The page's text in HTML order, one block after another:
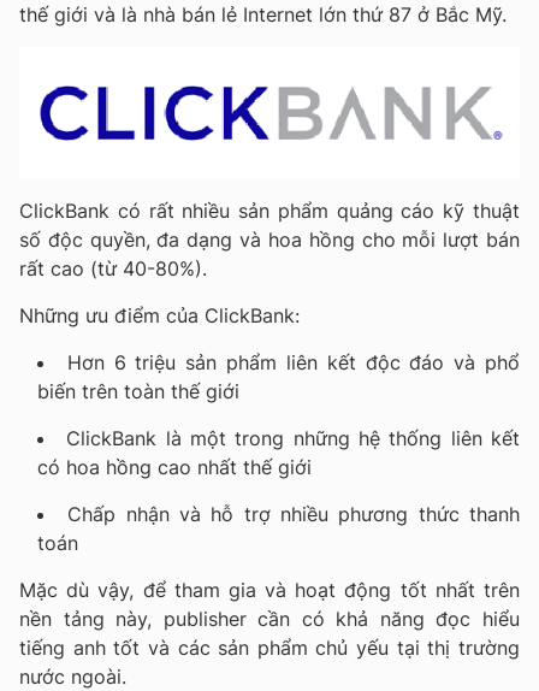
thế giới và là nhà bán lẻ Internet lớn thứ 87 ở Bắc Mỹ.
ClickBank có rất nhiều sản phẩm quảng cáo kỹ thuật
số độc quyền, đa dạng và hoa hồng cho mỗi lượt bán
rất cao (từ 40-80%).
Những ưu điểm của ClickBank:
Hơn 6 triệu sản phẩm liên kết độc đáo và phổ
biến trên toàn thế giới
ClickBank là một trong những hệ thống liên kết
có hoa hồng cao nhất thế giới
Chấp nhận và hỗ trợ nhiều phương thức thanh
toán
Mặc dù vậy, để tham gia và hoạt động tốt nhất trên
nền tảng này, publisher cần có khả năng đọc hiểu
tiếng anh tốt và các sản phẩm chủ yếu tại thị trường
nước ngoài.